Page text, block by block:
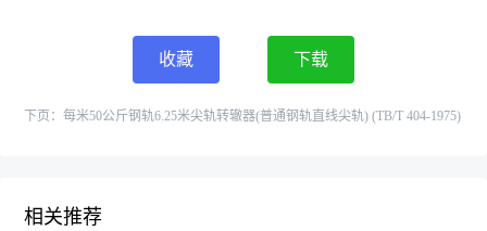
收藏 下载
下页：每米50公斤钢轨6.25米尖轨转辙器(普通钢轨直线尖轨) (TB/T 404-1975)
相关推荐